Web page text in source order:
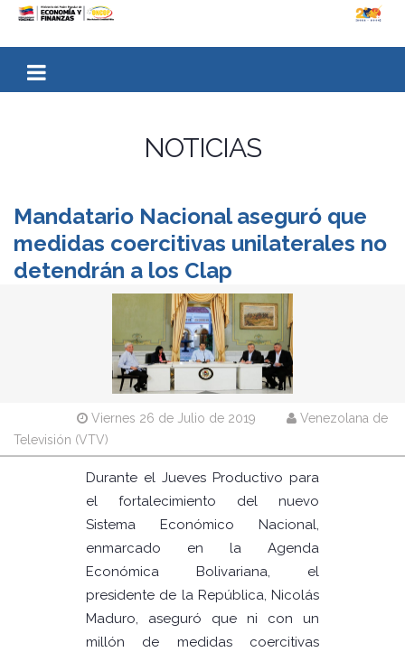
NOTICIAS
Mandatario Nacional aseguró que
medidas coercitivas unilaterales no
detendrán a los Clap
Viernes 26 de Julio de 2019
Venezolana de
Televisión (VTV)
Durante el Jueves Productivo para
el fortalecimiento del nuevo
Sistema Económico Nacional,
enmarcado en la Agenda
Económica Bolivariana, el
presidente de la República, Nicolás
Maduro, aseguró que ni con un
millón de medidas coercitivas